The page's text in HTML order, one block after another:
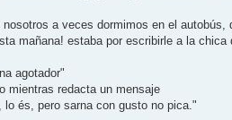
a veces dormimos en el autobús,
mañana! estaba por escribirle a la chica
agotador"
mientras redacta un mensaje
és, pero sarna con gusto no pica."